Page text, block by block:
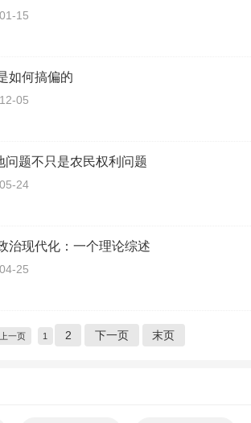
15
如何搞偏的
05
问题不只是农民权利问题
24
治现代化：一个理论综述
25
上一页 1 2 下一页 末页